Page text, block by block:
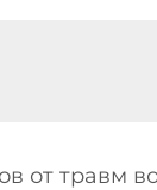
от травм